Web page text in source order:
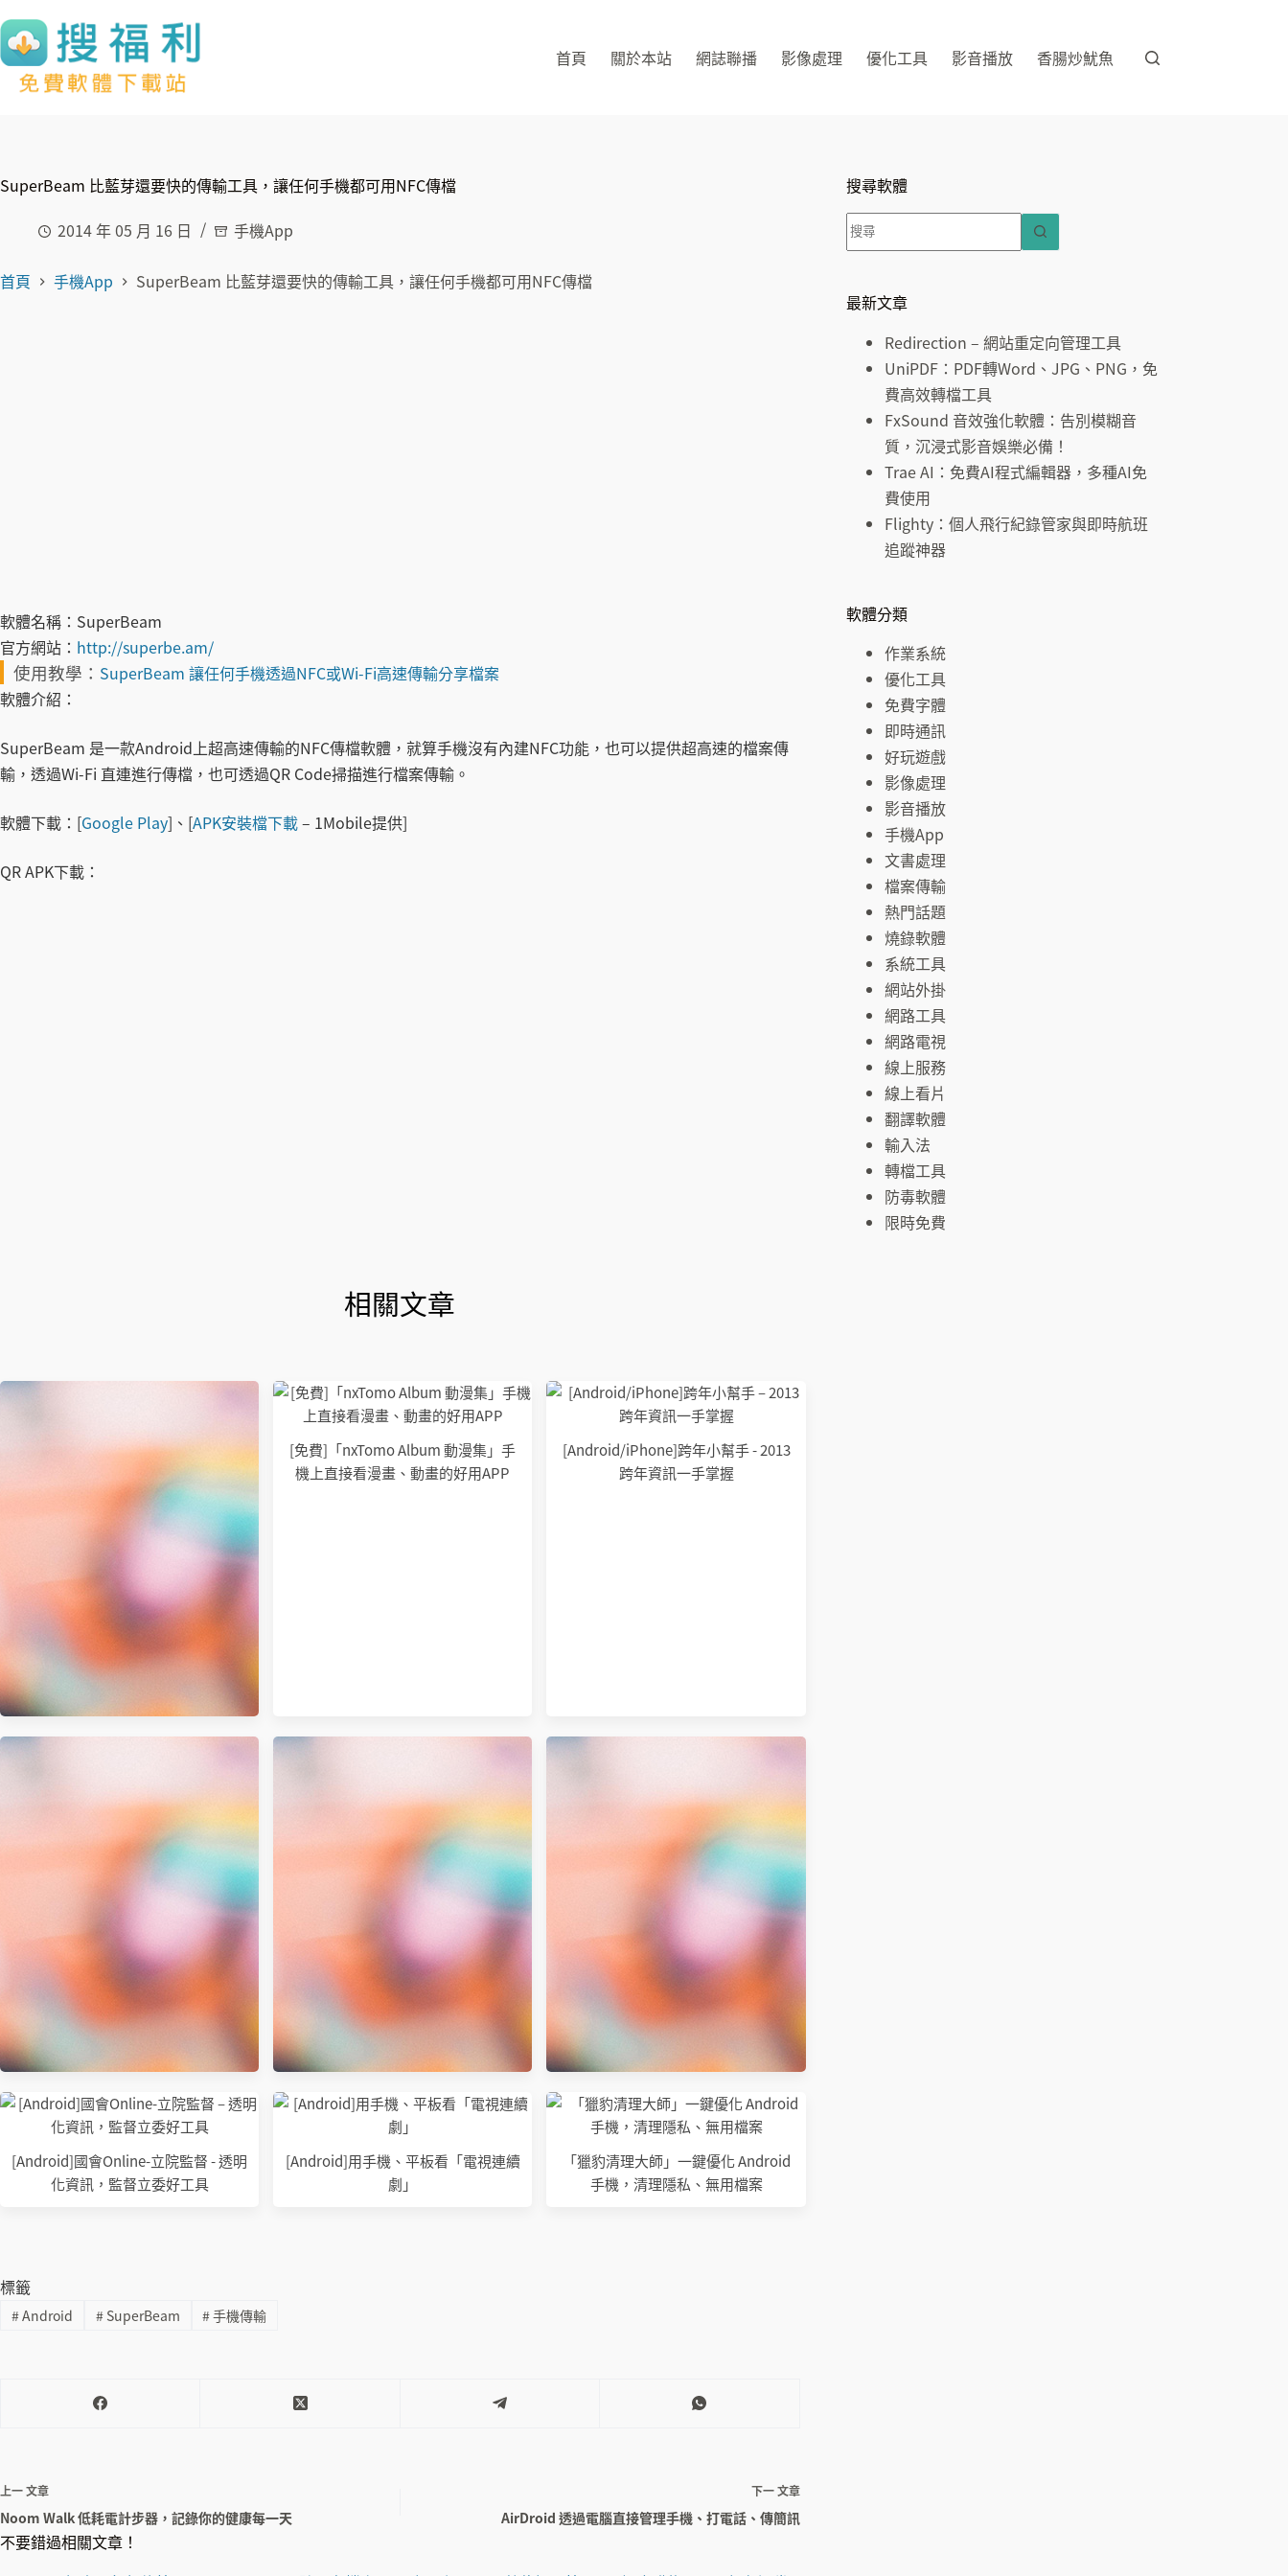
至
主
首頁 關於本站 網誌聯播 影像處理 優化工具 影音播放 香腸炒魷魚
SuperBeam 比藍芽還要快的傳輸工具，讓任何手機都可用NFC傳檔
2014 年 05 月 16 日
手機App
首頁 手機App SuperBeam 比藍芽還要快的傳輸工具，讓任何手機都可用NFC傳檔
軟體名稱： SuperBeam
官方網站： http://superbe.am/
使用教學： SuperBeam 讓任何手機透過NFC或Wi-Fi高速傳輸分享檔案
軟體介紹：
SuperBeam 是一款Android上超高速傳輸的NFC傳檔軟體，就算手機沒有內建NFC功能，也可以提供超高速的檔案傳
輸，透過Wi-Fi 直連進行傳檔，也可透過QR Code掃描進行檔案傳輸。
軟體下載： [Google Play]、[APK安裝檔下載– 1Mobile提供]
QR APK下載：
相關文章
[免費]「nxTomo Album 動漫集」手
機上直接看漫畫、動畫的好用APP
[Android/iPhone]跨年小幫手 - 2013
跨年資訊一手掌握
[Android]國會Online-立院監督 - 透明
化資訊，監督立委好工具
[Android]用手機、平板看「電視連續
劇」
「獵豹清理大師」一鍵優化 Android
手機，清理隱私、無用檔案
標籤
#Android #SuperBeam #手機傳輸
上一文章
Noom Walk 低耗電計步器，記錄你的健康每一天
下一文章
AirDroid 透過電腦直接管理手機、打電話、傳簡訊
不要錯過相關文章！
搜尋軟體
找
不
符
最新文章
Redirection – 網站重定向管理工具
UniPDF：PDF轉Word、JPG、PNG，免
費高效轉檔工具
FxSound 音效強化軟體：告別模糊音
質，沉浸式影音娛樂必備！
Trae AI：免費AI程式編輯器，多種AI免
費使用
Flighty：個人飛行紀錄管家與即時航班
追蹤神器
軟體分類
作業系統
優化工具
免費字體
即時通訊
好玩遊戲
影像處理
影音播放
手機App
文書處理
檔案傳輸
熱門話題
燒錄軟體
系統工具
網站外掛
網路工具
網路電視
線上服務
線上看片
翻譯軟體
輸入法
轉檔工具
防毒軟體
限時免費